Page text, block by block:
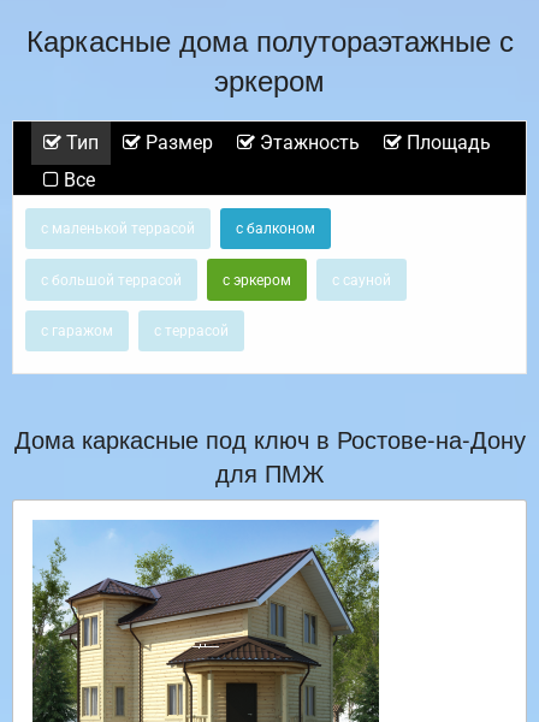
Каркасные дома полутораэтажные с
эркером
Тип Размер Этажность
Площадь
Все
с маленькой террасой с балконом
с большой террасой с эркером с сауной
с гаражом с террасой
Дома каркасные под ключ в Ростове-на-Дону
для ПМЖ